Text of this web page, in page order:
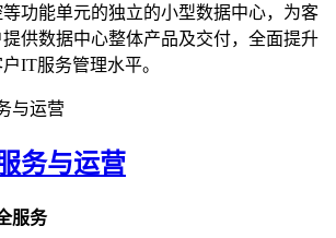
等功能单元的独立的小型数据中心，为客
提供数据中心整体产品及交付，全面提升
IT服务管理水平。
与运营
务与运营
服务